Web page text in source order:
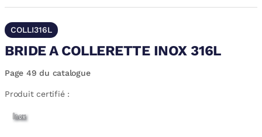
COLLI316L
BRIDE A COLLERETTE INOX 316L
Page 49 du catalogue
Produit certifié :